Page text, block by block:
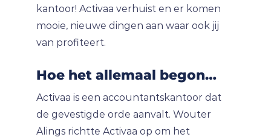
kantoor! Activaa verhuist en er komen
mooie, nieuwe dingen aan waar ook jij
van profiteert.
Hoe het allemaal begon…
Activaa is een accountantskantoor dat
de gevestigde orde aanvalt. Wouter
Alings richtte Activaa op om het